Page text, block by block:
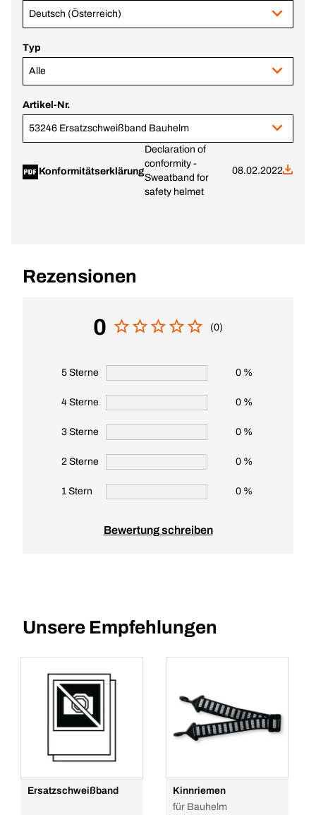
Deutsch (Österreich)
Typ
Alle
Artikel-Nr.
53246 Ersatzschweißband Bauhelm
Konformitätserklärung
Declaration of
conformity -
Sweatband for
safety helmet
08.02.2022
Rezensionen
0 (0)
5 Sterne 0 %
4 Sterne 0 %
3 Sterne 0 %
2 Sterne 0 %
1 Stern 0 %
Bewertung schreiben
Unsere Empfehlungen
Ersatzschweißband
Kinnriemen
für Bauhelm